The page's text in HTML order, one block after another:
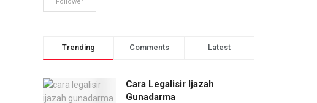
Trending Comments Latest
Cara Legalisir Ijazah
Gunadarma